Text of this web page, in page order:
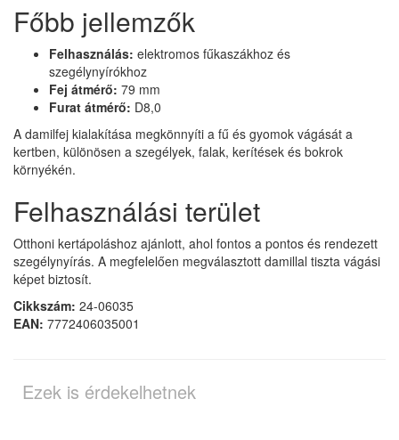
Főbb jellemzők
Felhasználás: elektromos fűkaszákhoz és
szegélynyírókhoz
Fej átmérő: 79 mm
Furat átmérő: D8,0
A damilfej kialakítása megkönnyíti a fű és gyomok vágását a
kertben, különösen a szegélyek, falak, kerítések és bokrok
környékén.
Felhasználási terület
Otthoni kertápoláshoz ajánlott, ahol fontos a pontos és rendezett
szegélynyírás. A megfelelően megválasztott damillal tiszta vágási
képet biztosít.
Cikkszám: 24-06035
EAN: 7772406035001
Ezek is érdekelhetnek